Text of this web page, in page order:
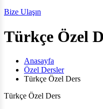
Bize Ulaşın
Türkçe Özel
Anasayfa
Özel Dersler
Türkçe Özel Ders
Türkçe Özel Ders